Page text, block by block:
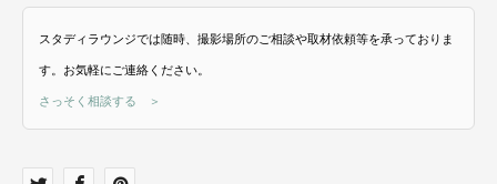
スタディラウンジでは随時、撮影場所のご相談や取材依頼等を承っておりま
す。お気軽にご連絡ください。
さっそく相談する ＞